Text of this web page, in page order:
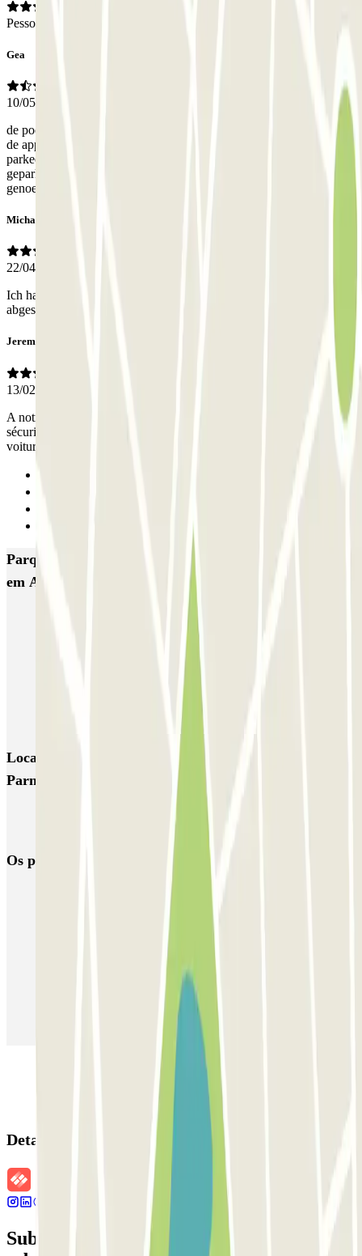
Pessoal
Gea
10/05/2025
de poort opende niet gelijk. Het was niet duidelijk hoe de knop op
de app werkte. Vervolgens bleek de parkeerplaats vol. De
parkeerplaatsen waren zo smal dat alleen dicht tegen elkaar aan
geparkeerd kon worden. Er was geen ruimte meer over groot
genoeg
Michael
22/04/2025
Ich hatte die App benutzt und konnte damit problemlos in den
abgesperrten Parkplatz ein- und ausfahren.
Jeremy
13/02/2025
A notre arrivée et à notre départ, la barrière était levée, donc aucune
sécurité. La place de parking était petite, j'ai été obligé de sortir la
voiture pour faire monter les passagers
Parques de estacionamento com melhor classificação
em Amesterdão
Q-Park Europarking
Q-Park Museumplein
VALET - NEMO Science Museum
VALET - Stadsschouwburg Amsterdam
Locais e eventos interessantes próximos de Parkbee
Parnassusweg
Reservar parque de estacionamento em Aeroporto de Amesterdão
Os parques de estacionamento mais reservados
Estacionamento em Lisboa
Estacionamento em Sevilha
Estacionamento em Madrid
Estacionamento em Aeroporto de Adolfo Suárez Madrid–Barajas
Detalhes da reserva
Subscreva a nossa newsletter e saiba mais